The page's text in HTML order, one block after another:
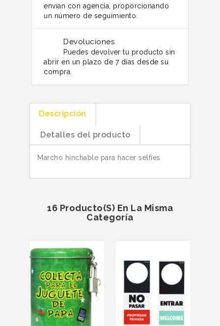
envían con agencia, proporcionando
un número de seguimiento.
Devoluciones
Puedes devolver tu producto sin
abrir en un plazo de 7 días desde su
compra.
Descripción
Detalles del producto
Marcho hinchable para hacer selfies
16 Producto(s) En La Misma
Categoría